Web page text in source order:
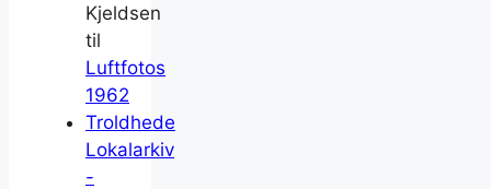
Kjeldsen
til
Luftfotos
1962
Troldhede
Lokalarkiv
-